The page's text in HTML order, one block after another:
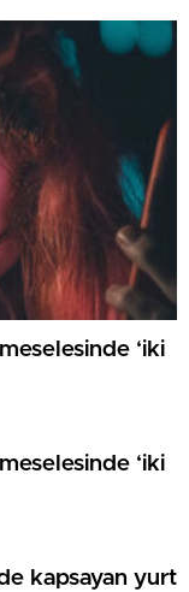
‘iki
‘iki
kapsayan yurt